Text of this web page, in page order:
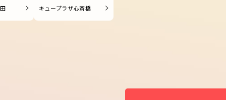
キュープラザ心斎橋